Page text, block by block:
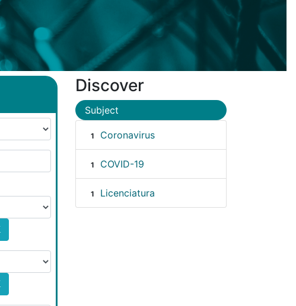
Discover
Subject
1 Coronavirus
1 COVID-19
1 Licenciatura